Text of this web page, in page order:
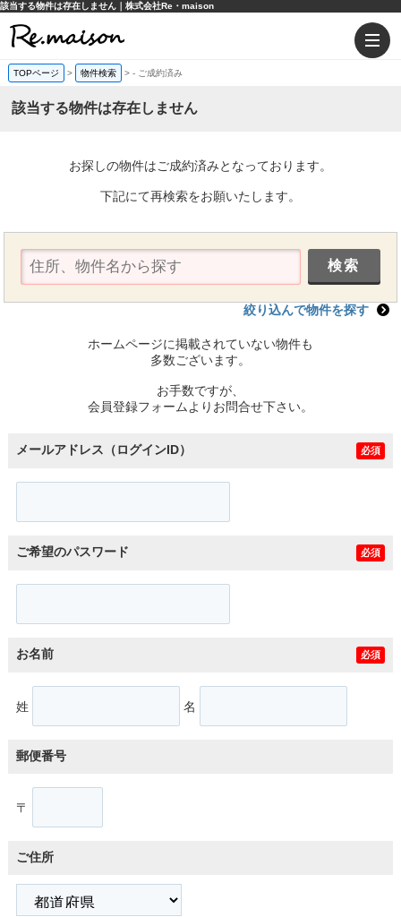
該当する物件は存在しません｜株式会社Re・maison
TOPページ > 物件検索 >- ご成約済み
該当する物件は存在しません
お探しの物件はご成約済みとなっております。
下記にて再検索をお願いたします。
絞り込んで物件を探す
ホームページに掲載されていない物件も
多数ございます。
お手数ですが、
会員登録フォームよりお問合せ下さい。
メールアドレス（ログインID） 必須
ご希望のパスワード 必須
お名前 必須
姓 名
郵便番号
〒
ご住所